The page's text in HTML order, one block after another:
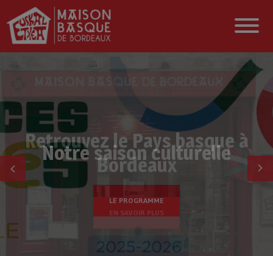
Notre saison culturelle
LE PROGRAMME